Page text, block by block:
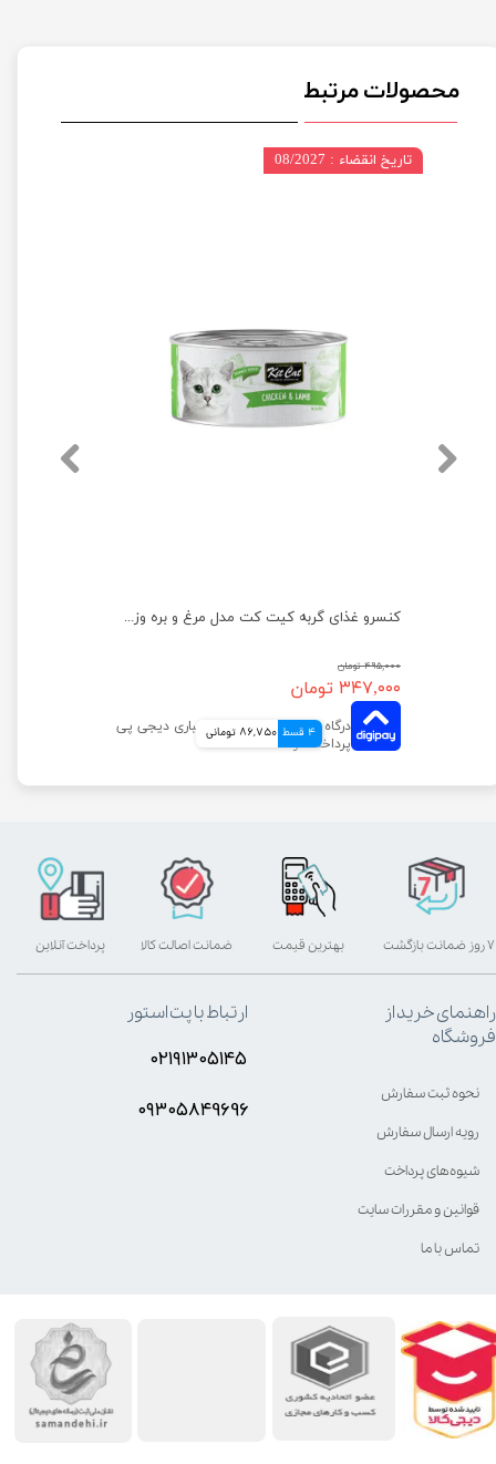
محصولات مرتبط
کنسرو غذای گربه کیت کت مدل مرغ و بره وزن 80 گرم
۴۹۵,۰۰۰ تومان
۳۴۷,۰۰۰ تومان
4 قسط 86,750 تومانی
تاریخ انقضاء : 08/2027
بهترین قیمت پرداخت آنلاین ۷ روز ضمانت بازگشت ضمانت اصالت کالا
راهنمای خرید از
فروشگاه
نحوه ثبت سفارش
رویه ارسال سفارش
شیوه‌های پرداخت
قوانین و مقررات سایت
تماس با ما
ارتباط با پت استور
۰۲۱۹۱۳۰۵۱۴۵
۰۹۳۰۵8۴9696